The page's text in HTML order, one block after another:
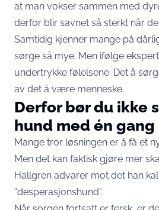
at man vokser sammen med
derfor blir savnet så sterkt når
Samtidig kjenner mange på
sørge så mye. Men ifølge
undertrykke følelsene. Det å
av det å være menneske.
Derfor bør du ikke
hund med én gang
Mange tror løsningen er å få et
Men det kan faktisk gjøre mer
Hallgren advarer mot det han
“desperasjonshund”.